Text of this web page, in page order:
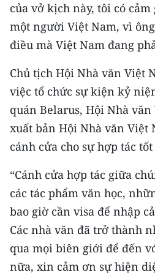
của vở kịch này, tôi có
một người Việt Nam, vì
điều mà Việt Nam đang
Chủ tịch Hội Nhà văn Việt
việc tổ chức sự kiện kỷ
quán Belarus, Hội Nhà
xuất bản Hội Nhà văn Việt
cánh cửa cho sự hợp tác
“Cánh cửa hợp tác giữa
các tác phẩm văn học,
bao giờ cần visa để nhập
Các nhà văn đã trở thành
qua mọi biên giới để đến
nữa, xin cảm ơn sự hiện